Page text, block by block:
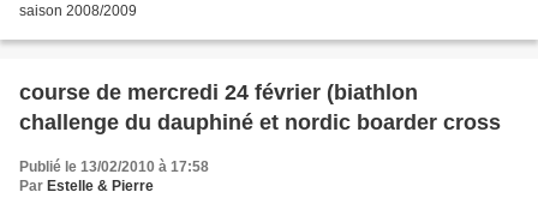
saison 2008/2009
course de mercredi 24 février (biathlon
challenge du dauphiné et nordic boarder cross
Publié le 13/02/2010 à 17:58
Par Estelle & Pierre